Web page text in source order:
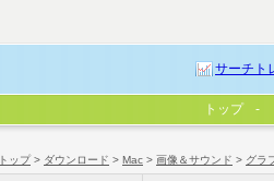
トップ> ダウンロード > Mac > 画像＆サウンド > グラ
サーチト
トップ